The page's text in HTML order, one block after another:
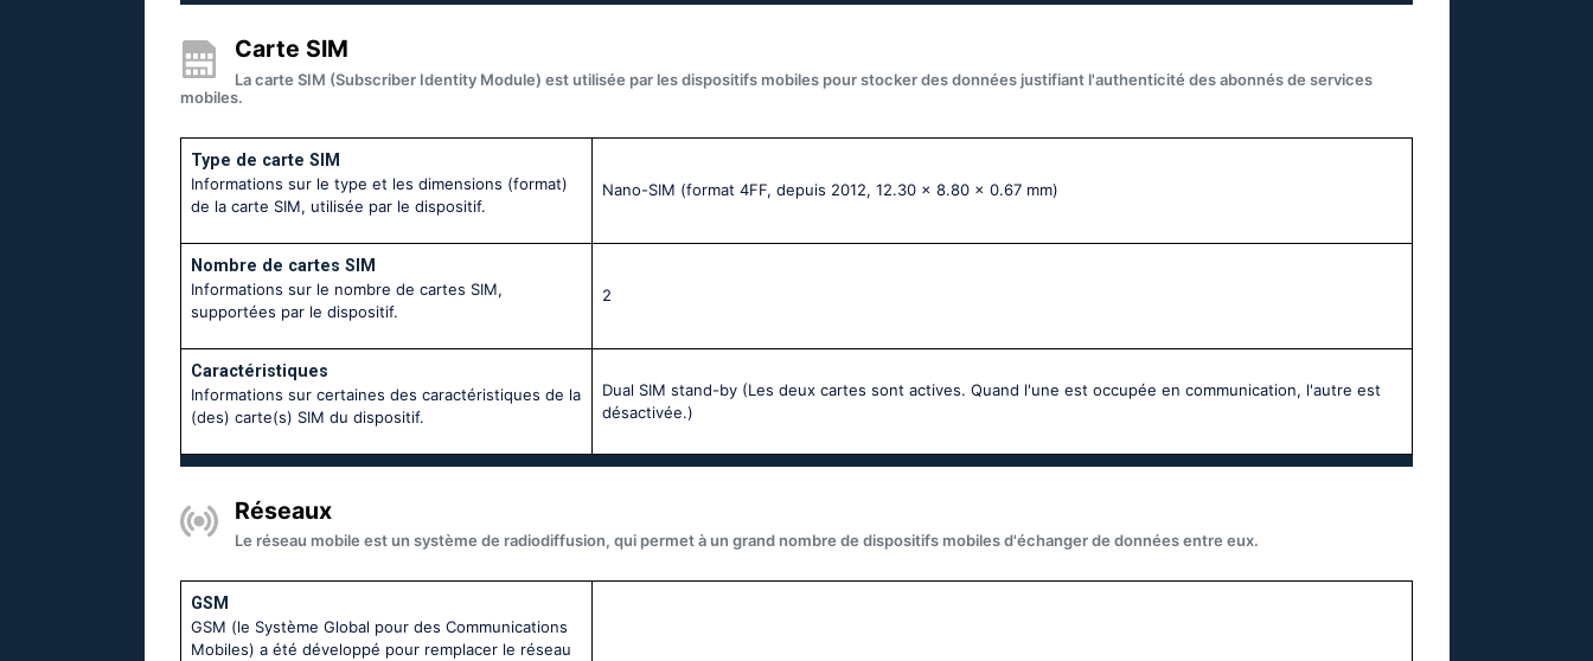
Carte SIM
La carte SIM (Subscriber Identity Module) est utilisée par les dispositifs mobiles pour stocker des données justifiant l'authenticité des abonnés de services
mobiles.
Type de carte SIM
Informations sur le type et les dimensions (format)
de la carte SIM, utilisée par le dispositif.
Nano-SIM (format 4FF, depuis 2012, 12.30 x 8.80 x 0.67 mm)
Nombre de cartes SIM
Informations sur le nombre de cartes SIM,
supportées par le dispositif.
2
Caractéristiques
Informations sur certaines des caractéristiques de la
(des) carte(s) SIM du dispositif.
Dual SIM stand-by (Les deux cartes sont actives. Quand l'une est occupée en communication, l'autre est
désactivée.)
Réseaux
Le réseau mobile est un système de radiodiffusion, qui permet à un grand nombre de dispositifs mobiles d'échanger de données entre eux.
GSM
GSM (le Système Global pour des Communications
Mobiles) a été développé pour remplacer le réseau